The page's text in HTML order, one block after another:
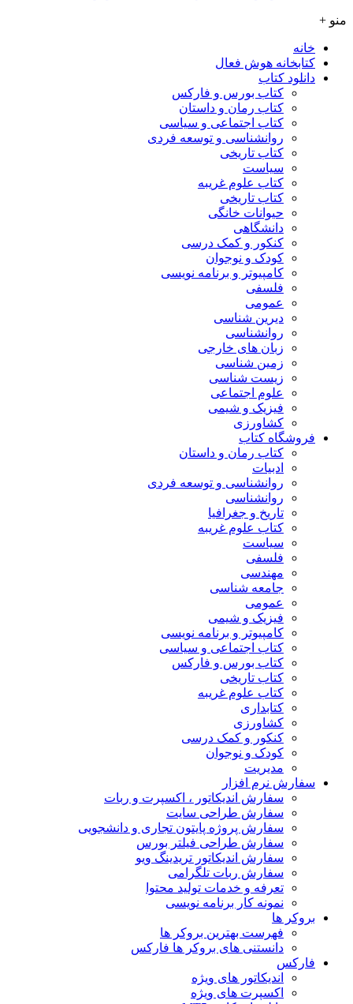
منو +
خانه
کتابخانه هوش فعال
دانلود کتاب
کتاب بورس و فارکس
کتاب رمان و داستان
کتاب اجتماعی و سیاسی
روانشناسی و توسعه فردی
کتاب تاریخی
سیاست
کتاب علوم غریبه
کتاب تاریخی
حیوانات خانگی
دانشگاهی
کنکور و کمک‌ درسی
کودک و نوجوان
کامپیوتر و برنامه نویسی
فلسفی
عمومی
دیرین شناسی
روانشناسی
زبان های خارجی
زمین شناسی
زیست شناسی
علوم اجتماعی
فیزیک و شیمی
کشاورزی
فروشگاه کتاب
کتاب رمان و داستان
ادبیات
روانشناسی و توسعه فردی
روانشناسی
تاریخ و جغرافیا
کتاب علوم غریبه
سیاست
فلسفی
مهندسی
جامعه شناسی
عمومی
فیزیک و شیمی
کامپیوتر و برنامه نویسی
کتاب اجتماعی و سیاسی
کتاب بورس و فارکس
کتاب تاریخی
کتاب علوم غریبه
کتابداری
کشاورزی
کنکور و کمک‌ درسی
کودک و نوجوان
مدیریت
سفارش نرم افزار
سفارش اندیکاتور ، اکسپرت و ربات
سفارش طراحی سایت
سفارش پروژه پایتون تجاری و دانشجویی
سفارش طراحی فیلتر بورس
سفارش اندیکاتور تریدینگ ویو
سفارش ربات تلگرامی
تعرفه و خدمات تولید محتوا
نمونه کار برنامه نویسی
بروکر ها
فهرست بهترین بروکر ها
دانستنی های بروکر ها فارکس
فارکس
اندیکاتور های ویژه
اکسپرت های ویژه